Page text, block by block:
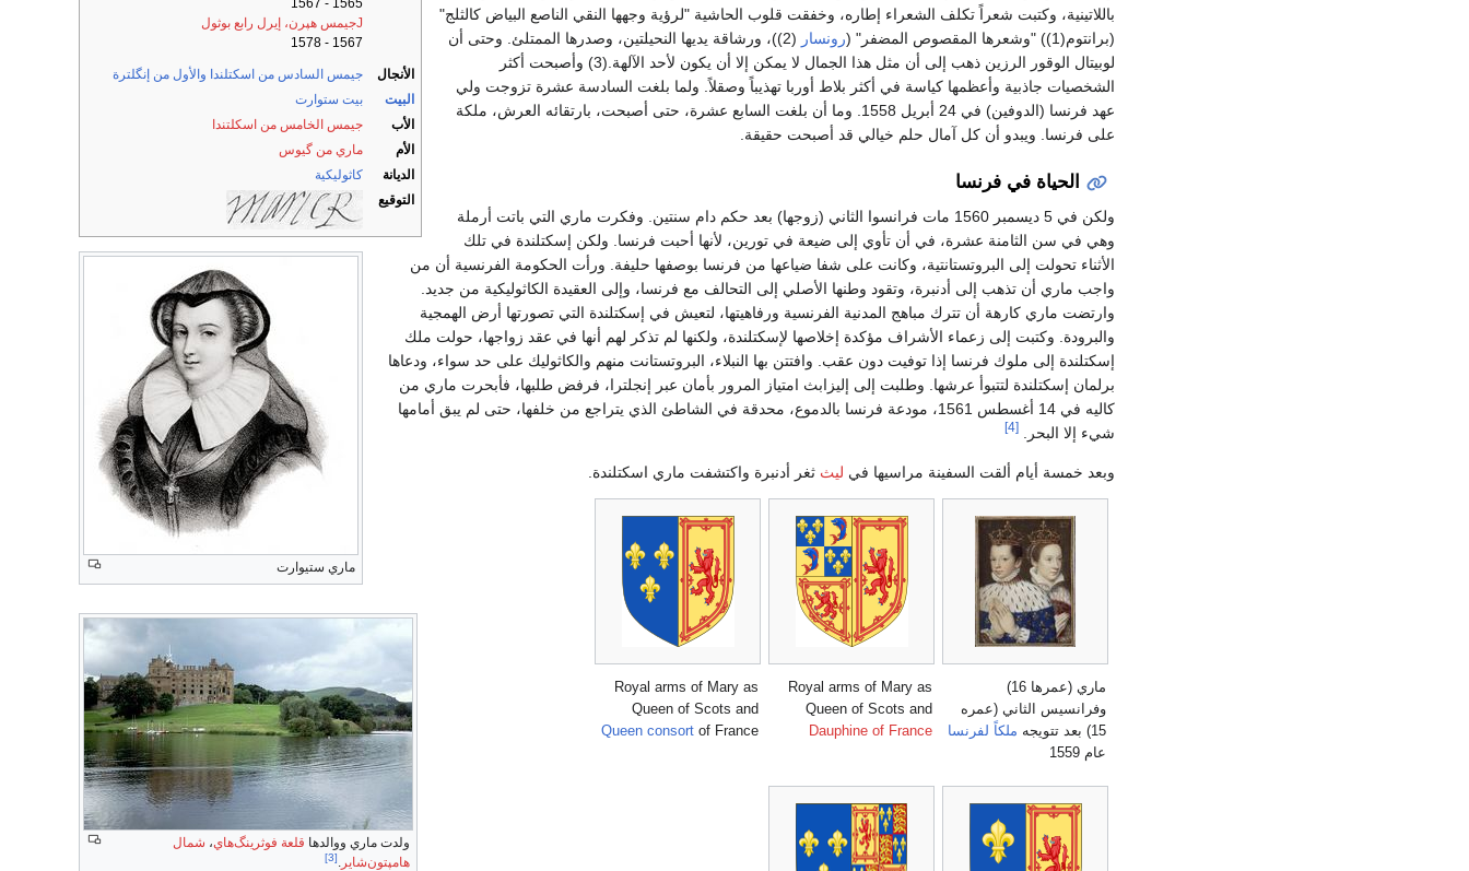
1565 - 1567
Jجيمس هپرن، إيرل رابع بوثول
1567 - 1578
الأنجال
جيمس السادس من اسكتلندا والأول من إنگلترة
البيت
بيت ستوارت
الأب
جيمس الخامس من اسكلتندا
الأم
ماري من گيوس
الديانة
كاثوليكية
التوقيع
ماري ستيوارت
ولدت ماري ووالدها قلعة فوثرينگ‌هاي، شمال
هامپتون‌شاير
[3]
باللاتينية، وكتبت شعراً تكلف الشعراء إطاره، وخفقت قلوب الحاشية "لرؤية وجهها النقي الناصع البياض كالثلج"
(برانتوم(1)) "وشعرها المقصوص المضفر" (
رونسار
(2))، ورشاقة يديها النحيلتين، وصدرها الممتلئ. وحتى أن
لوبيتال الوقور الرزين ذهب إلى أن مثل هذا الجمال لا يمكن إلا أن يكون لأحد الآلهة.(3) وأصبحت أكثر
الشخصيات جاذبية وأعظمها كياسة في أكثر بلاط أوربا تهذيباً وصقلاً. ولما بلغت السادسة عشرة تزوجت ولي
عهد فرنسا (الدوفين) في 24 أبريل 1558. وما أن بلغت السابع عشرة، حتى أصبحت، بارتقائه العرش، ملكة
على فرنسا. ويبدو أن كل آمال حلم خيالي قد أصبحت حقيقة.
الحياة في فرنسا
ولكن في 5 ديسمبر 1560 مات فرانسوا الثاني (زوجها) بعد حكم دام سنتين. وفكرت ماري التي باتت أرملة
وهي في سن الثامنة عشرة، في أن تأوي إلى ضيعة في تورين، لأنها أحبت فرنسا. ولكن إسكتلندة في تلك
الأثناء تحولت إلى البروتستانتية، وكانت على شفا ضياعها من فرنسا بوصفها حليفة. ورأت الحكومة الفرنسية أن من
واجب ماري أن تذهب إلى أدنبرة، وتقود وطنها الأصلي إلى التحالف مع فرنسا، وإلى العقيدة الكاثوليكية من جديد.
وارتضت ماري كارهة أن تترك مباهج المدنية الفرنسية ورفاهيتها، لتعيش في إسكتلندة التي تصورتها أرض الهمجية
والبرودة. وكتبت إلى زعماء الأشراف مؤكدة إخلاصها لإسكتلندة، ولكنها لم تذكر لهم أنها في عقد زواجها، حولت ملك
إسكتلندة إلى ملوك فرنسا إذا توفيت دون عقب. وافتتن بها النبلاء، البروتستانت منهم والكاثوليك على حد سواء، ودعاها
برلمان إسكتلندة لتتبوأ عرشها. وطلبت إلى إليزابث امتياز المرور بأمان عبر إنجلترا، فرفض طلبها، فأبحرت ماري من
كاليه في 14 أغسطس 1561، مودعة فرنسا بالدموع، محدقة في الشاطئ الذي يتراجع من خلفها، حتى لم يبق أمامها
شيء إلا البحر.
[4]
وبعد خمسة أيام ألقت السفينة مراسيها في ليث ثغر أدنبرة واكتشفت ماري اسكتلندة.
ماري (عمرها 16)
وفرانسيس الثاني (عمره
15) بعد تتويجه
ملكاً لفرنسا
عام 1559
Royal arms of Mary as
Queen of Scots and
Dauphine of France
Royal arms of Mary as
Queen of Scots and
Queen consort of France